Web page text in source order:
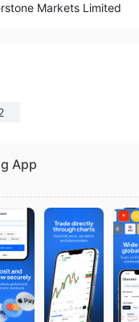
Markets Limited
premium per Forex e
App